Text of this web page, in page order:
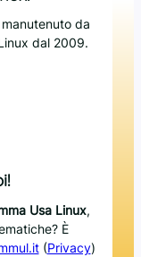
da
dal 2009.
Usa Linux,
È
(Privacy)